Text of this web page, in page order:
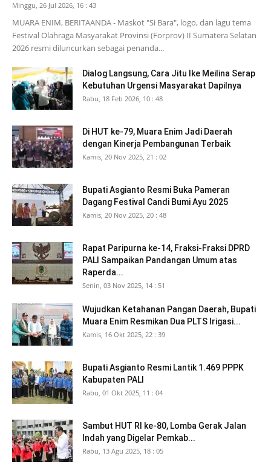
Minggu, 26 Jul 2026, 16 : 43
MUARA ENIM, BERITAANDA - Maskot "Si Bara", logo, dan lagu tema
Festival Olahraga Masyarakat Provinsi (Forprov) II Sumatera Selatan
2026 resmi diluncurkan sebagai penanda...
Dialog Langsung, Cara Jitu Ike Meilina Serap
Kebutuhan Urgensi Masyarakat Dapilnya
Rabu, 18 Feb 2026, 10 : 48
Di HUT ke-79, Muara Enim Jadi Daerah
dengan Kinerja Pembangunan Terbaik
Kamis, 20 Nov 2025, 21 : 02
Bupati Asgianto Resmi Buka Pameran
Dagang Festival Candi Bumi Ayu 2025
Kamis, 20 Nov 2025, 20 : 48
Rapat Paripurna ke-14, Fraksi-Fraksi DPRD
PALI Sampaikan Pandangan Umum atas
Raperda...
Senin, 03 Nov 2025, 14 : 51
Wujudkan Ketahanan Pangan Daerah, Bupati
Muara Enim Resmikan Dua PLTS Irigasi...
Kamis, 16 Okt 2025, 22 : 39
Bupati Asgianto Resmi Lantik 1.469 PPPK
Kabupaten PALI
Rabu, 01 Okt 2025, 11 : 04
Sambut HUT RI ke-80, Lomba Gerak Jalan
Indah yang Digelar Pemkab...
Rabu, 13 Agu 2025, 18 : 05